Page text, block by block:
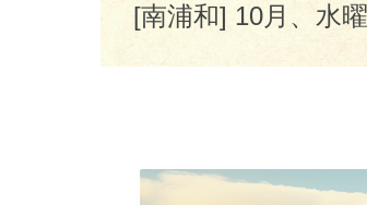
[南浦和] 10月、水